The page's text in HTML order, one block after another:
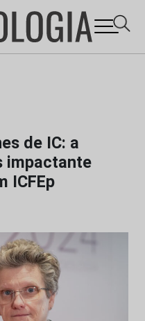
de IC: a
impactante
ICFEp